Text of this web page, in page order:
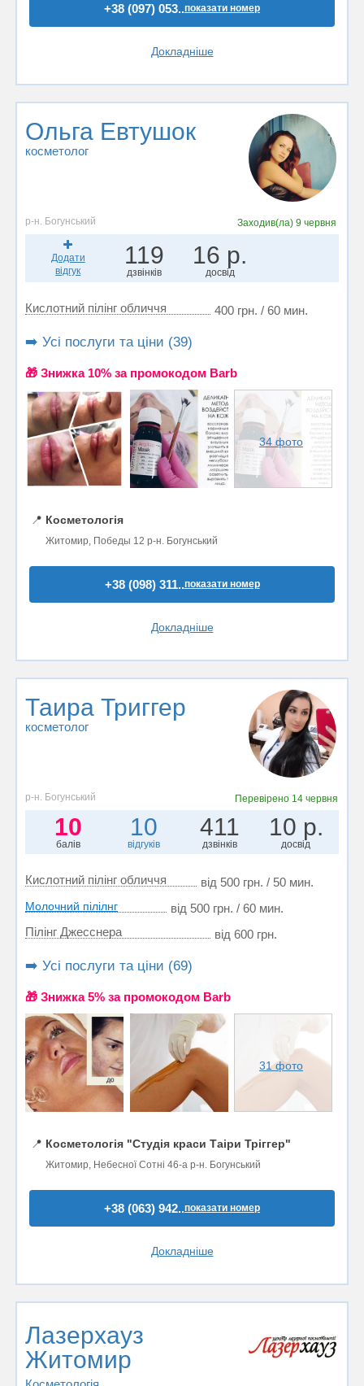
+38 (097) 053..показати номер
Докладніше
Ольга Евтушок
косметолог
р-н. Богунський Заходив(ла) 9 червня
Додати
відгук
119
дзвінків
16 р.
досвід
Кислотний пілінг обличчя 400 грн. / 60 мин.
➡️ Усі послуги та ціни (39)
🎁 Знижка 10% за промокодом Barb
34 фото
📍 Косметологія
Житомир, Победы 12 р-н. Богунський
+38 (098) 311..показати номер
Докладніше
Таира Триггер
косметолог
р-н. Богунський Перевірено 14 червня
10
балів
10
відгуків
411
дзвінків
10 р.
досвід
Кислотний пілінг обличчя від 500 грн. / 50 мин.
Молочний пілілнг
від 500 грн. / 60 мин.
Пілінг Джесснера
від 600 грн.
➡️ Усі послуги та ціни (69)
🎁 Знижка 5% за промокодом Barb
31 фото
📍 Косметологія "Студія краси Таіри Тріггер"
Житомир, Небесної Сотні 46-а р-н. Богунський
+38 (063) 942..показати номер
Докладніше
Лазерхауз
Житомир